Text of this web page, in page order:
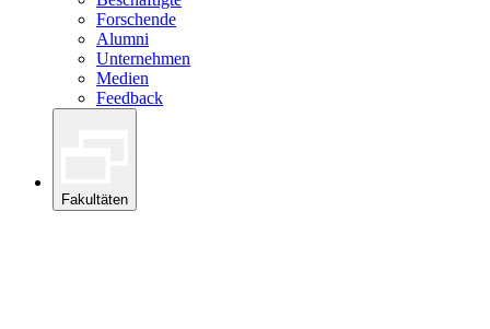
Forschende
Alumni
Unternehmen
Medien
Feedback
Fakultäten